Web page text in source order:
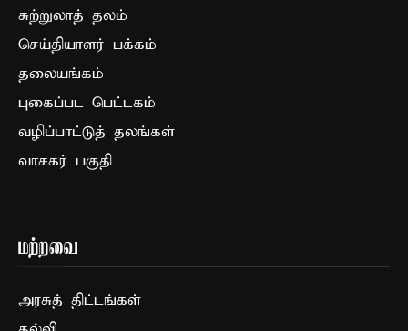
சுற்றுலாத் தலம்
செய்தியாளர் பக்கம்
தலையங்கம்
புகைப்பட பெட்டகம்
வழிப்பாட்டுத் தலங்கள்
வாசகர் பகுதி
மற்றவை
அரசுத் திட்டங்கள்